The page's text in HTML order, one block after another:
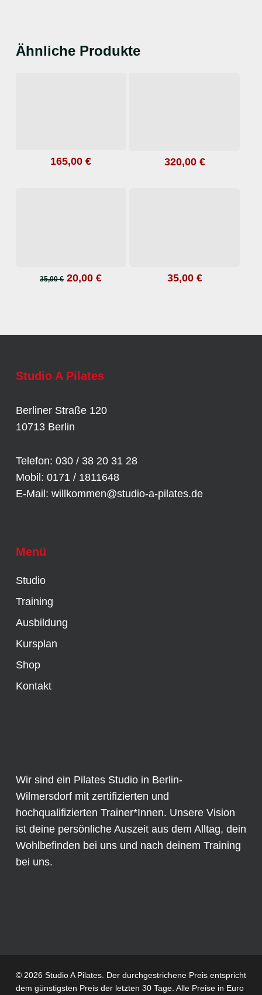
Ähnliche Produkte
In den Warenkorb
165,00€ In den Warenkorb
320,00 €
In den Warenkorb
35,00€ Ursprünglicher
20,00€Aktueller
In den Warenkorb
35,00 €
Studio A Pilates
Berliner Straße 120
10713 Berlin
Telefon: 030 / 38 20 31 28
Mobil: 0171 / 1811648
E-Mail: willkommen@studio-a-pilates.de
Menü
Studio
Training
Ausbildung
Kursplan
Shop
Kontakt
Wir sind ein Pilates Studio in Berlin-
Wilmersdorf mit zertifizierten und
hochqualifizierten Trainer*Innen. Unsere Vision
ist deine persönliche Auszeit aus dem Alltag, dein
Wohlbefinden bei uns und nach deinem Training
bei uns.
© 2026 Studio A Pilates. Der durchgestrichene Preis entspricht
dem günstigsten Preis der letzten 30 Tage. Alle Preise in Euro